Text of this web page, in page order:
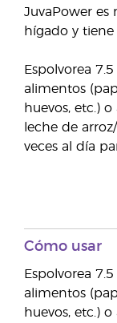
JuvaPower es
hígado y tiene
Espolvorea
alimentos
huevos, etc.)
leche de
veces al día
Cómo usar
Espolvorea
alimentos
huevos, etc.)